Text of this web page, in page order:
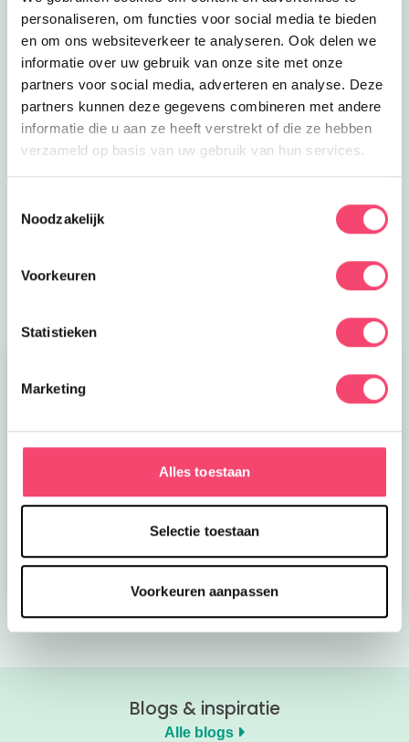
personaliseren, om functies voor social media te bieden
en om ons websiteverkeer te analyseren. Ook delen we
informatie over uw gebruik van onze site met onze
partners voor social media, adverteren en analyse. Deze
partners kunnen deze gegevens combineren met andere
informatie die u aan ze heeft verstrekt of die ze hebben
verzameld op basis van uw gebruik van hun services.
Noodzakelijk
Voorkeuren
Statistieken
Marketing
Alles toestaan
Selectie toestaan
Voorkeuren aanpassen
Ik heb zin in de zomer man
Ontdek de leukste gezinsuitjes in Friesland, toffe
verkoelende speeltuinen, hippe kidsproof terrassen en
Laat die zomer maar komen!
CODA
Bekijk nu
zomerboeken voor
Bekijk nu
Blogs & inspiratie
Alle blogs